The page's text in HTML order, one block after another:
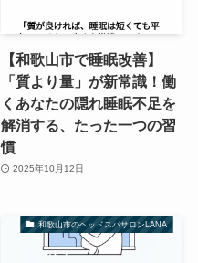
【和歌山市で睡眠改善】
「質より量」が新常識！働
くあなたの隠れ睡眠不足を
解消する、たった一つの習
慣
2025年10月12日
和歌山市のヘッドスパサロンLANA